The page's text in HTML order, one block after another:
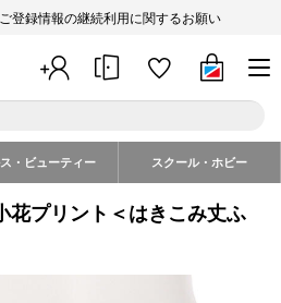
登録情報の継続利用に関するお願い
・ビューティー スクール・ホビー
プリント＜はきこみ丈ふ